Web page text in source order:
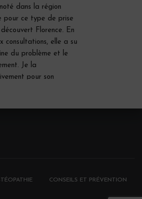
dans la région
pour ce type de prise
Florence. En
consultations, elle a su
du problème et le
Je la
pour son
CONSEILS ET PRÉVENTION